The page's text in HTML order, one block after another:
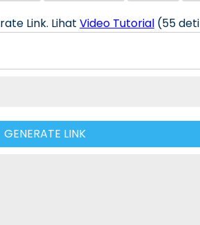
Link. Lihat Video Tutorial (55
GENERATE LINK